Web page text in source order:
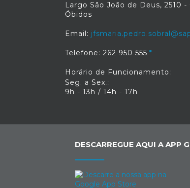
Largo São João de Deus, 2510 -
Óbidos
Email:
Telefone: 262 950 555
Horário de Funcionamento:
Seg. a Sex.:
9h - 13h / 14h - 17h
DESCARREGUE AQUI A APP